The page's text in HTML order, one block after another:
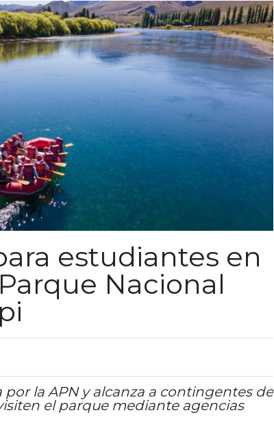
estudiantes en
Nacional
la APN y alcanza a contingentes de
el parque mediante agencias